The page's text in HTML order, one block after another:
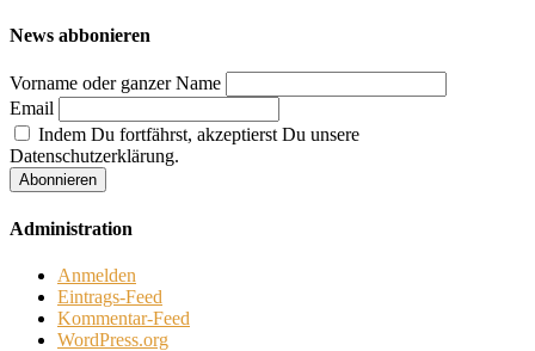
News abbonieren
Vorname oder ganzer Name
Email
Indem Du fortfährst, akzeptierst Du unsere
Datenschutzerklärung.
Administration
Anmelden
Eintrags-Feed
Kommentar-Feed
WordPress.org